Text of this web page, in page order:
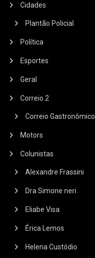
Cidades
Plantão Policial
Política
Esportes
Geral
Correio 2
Correio Gastronômico
Motors
Colunistas
Alexandre Frassini
Dra Simone neri
Eliabe Visa
Érica Lemos
Helena Custódio